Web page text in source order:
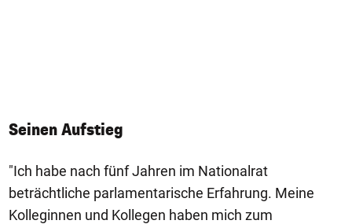
Seinen Aufstieg
"Ich habe nach fünf Jahren im Nationalrat
beträchtliche parlamentarische Erfahrung. Meine
Kolleginnen und Kollegen haben mich zum